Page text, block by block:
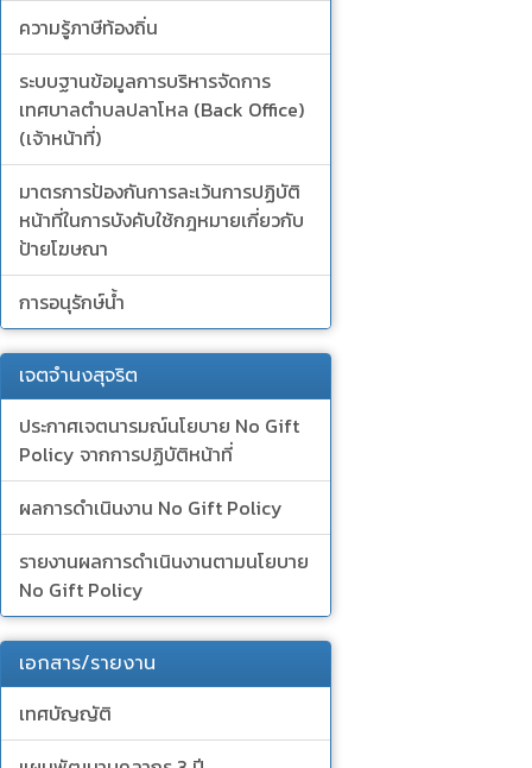
ความรู้ภาษีท้องถิ่น
ระบบฐานข้อมูลการบริหารจัดการ
เทศบาลตำบลปลาโหล (Back Office)
(เจ้าหน้าที่)
มาตรการป้องกันการละเว้นการปฏิบัติ
หน้าที่ในการบังคับใช้กฎหมายเกี่ยวกับ
ป้ายโฆษณา
การอนุรักษ์น้ำ
เจตจำนงสุจริต
ประกาศเจตนารมณ์นโยบาย No Gift
Policy จากการปฏิบัติหน้าที่
ผลการดำเนินงาน No Gift Policy
รายงานผลการดำเนินงานตามนโยบาย
No Gift Policy
เอกสาร/รายงาน
เทศบัญญัติ